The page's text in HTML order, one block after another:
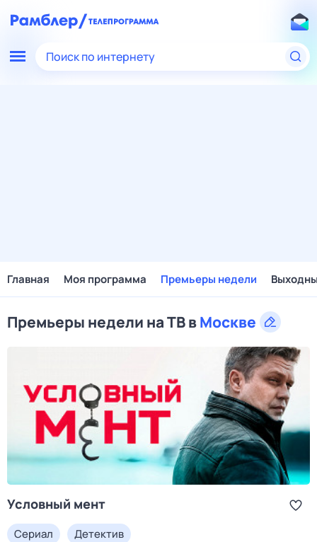
Поиск по интернету
Главная Моя программа Премьеры недели
Премьеры недели на ТВ вМоскве
Условный мент
Сериал Детектив